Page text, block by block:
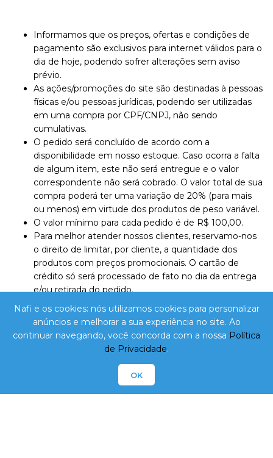
Nafi e os cookies: nós utilizamos cookies para personalizar
anúncios e melhorar a sua experiência no site. Ao
continuar navegando, você concorda com a nossa Política
de Privacidade.
OK
Informamos que os preços, ofertas e condições de
pagamento são exclusivos para internet válidos para o
dia de hoje, podendo sofrer alterações sem aviso
prévio.
As ações/promoções do site são destinadas à pessoas
físicas e/ou pessoas jurídicas, podendo ser utilizadas
em uma compra por CPF/CNPJ, não sendo
cumulativas.
O pedido será concluído de acordo com a
disponibilidade em nosso estoque. Caso ocorra a falta
de algum item, este não será entregue e o valor
correspondente não será cobrado. O valor total de sua
compra poderá ter uma variação de 20% (para mais
ou menos) em virtude dos produtos de peso variável.
O valor mínimo para cada pedido é de R$ 100,00.
Para melhor atender nossos clientes, reservamo-nos
o direito de limitar, por cliente, a quantidade dos
produtos com preços promocionais. O cartão de
crédito só será processado de fato no dia da entrega
e/ou retirada do pedido.
O pedido só poderá ser retirado pelo titular da compra,
ou pessoa previamente autorizada.
Os pedidos que não forem retirados na loja e/ou
recebidos conforme agendamento no site serão
NAFI Comércio Atacadista Ltda Epp. - CNPJ:
10.788.485/0001-83 - Inscrição Estadual: 255.868.359 /